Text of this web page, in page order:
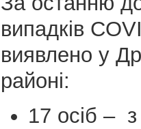
випадків
виявлено у
районі:
17 осіб –